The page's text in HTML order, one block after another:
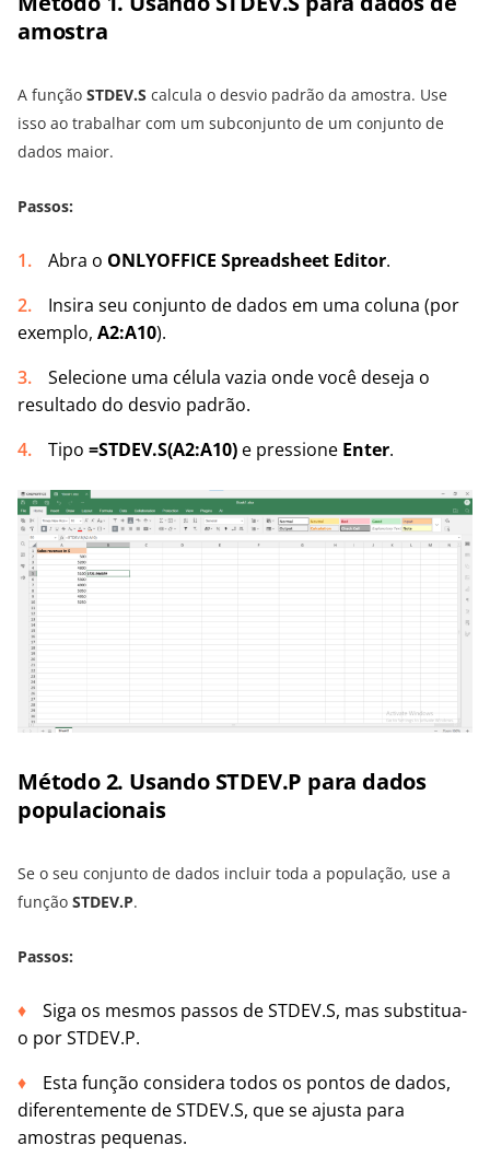
amostra
A função STDEV.S calcula o desvio padrão da amostra. Use
isso ao trabalhar com um subconjunto de um conjunto de
dados maior.
Passos:
Abra o ONLYOFFICE Spreadsheet Editor.
Insira seu conjunto de dados em uma coluna (por
exemplo, A2:A10).
Selecione uma célula vazia onde você deseja o
resultado do desvio padrão.
Tipo =STDEV.S(A2:A10) e pressione Enter.
Método 2. Usando STDEV.P para dados
populacionais
Se o seu conjunto de dados incluir toda a população, use a
função STDEV.P.
Passos:
Siga os mesmos passos de STDEV.S, mas substitua-
o por STDEV.P.
Esta função considera todos os pontos de dados,
diferentemente de STDEV.S, que se ajusta para
amostras pequenas.